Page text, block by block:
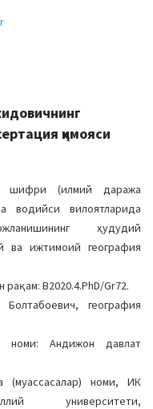
ҳимояси
шифри (илмий даража
водийси вилоятларида
ҳудудий
ва ижтимоий география
B2020.4.PhD/Gr72.
география
номи: Андижон давлат
(муассасалар) номи, ИК
университети,